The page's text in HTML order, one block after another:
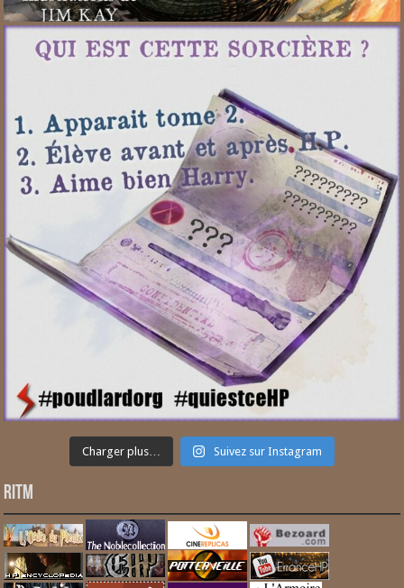
Charger plus… Suivez sur Instagram
RITM